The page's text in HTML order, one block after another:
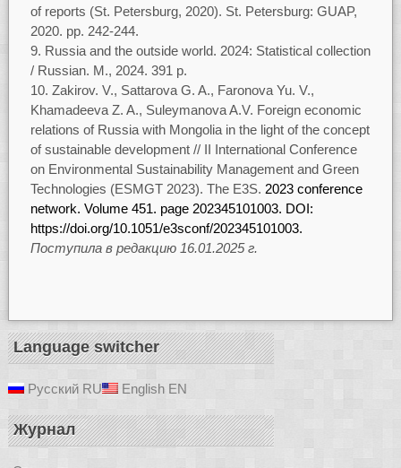
of reports (St. Petersburg, 2020). St. Petersburg: GUAP,
2020. pp. 242-244.
Russia and the outside world. 2024: Statistical collection
/ Russian. M., 2024. 391 p.
Zakirov. V., Sattarova G. A., Faronova Yu. V.,
Khamadeeva Z. A., Suleymanova A.V. Foreign economic
relations of Russia with Mongolia in the light of the concept
of sustainable development // II International Conference
on Environmental Sustainability Management and Green
Technologies (ESMGT 2023). The E3S. 2023 conference
network. Volume 451. page 202345101003. DOI:
https://doi.org/10.1051/e3sconf/202345101003.
Поступила в редакцию 16.01.2025 г.
Language switcher
Русский RU English EN
Журнал